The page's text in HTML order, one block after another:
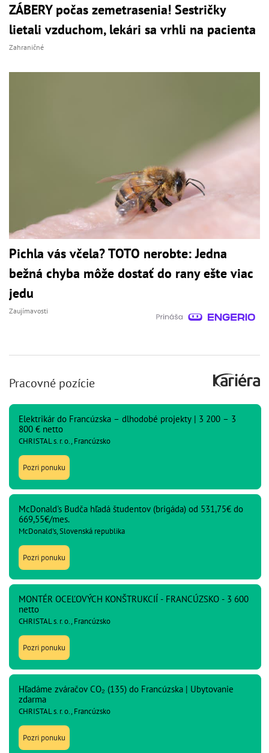
ZÁBERY počas zemetrasenia! Sestričky
lietali vzduchom, lekári sa vrhli na pacienta
Zahraničné
Pichla vás včela? TOTO nerobte: Jedna
bežná chyba môže dostať do rany ešte viac
jedu
Zaujímavosti
Pracovné pozície
Elektrikár do Francúzska – dlhodobé projekty | 3 200 – 3
800 € netto
CHRISTAL s. r. o., Francúzsko
Pozri ponuku
McDonald's Budča hľadá študentov (brigáda) od 531,75€ do
669,55€/mes.
McDonald's, Slovenská republika
Pozri ponuku
MONTÉR OCEĽOVÝCH KONŠTRUKCIÍ - FRANCÚZSKO - 3 600
netto
CHRISTAL s. r. o., Francúzsko
Pozri ponuku
Hľadáme zváračov CO₂ (135) do Francúzska | Ubytovanie
zdarma
CHRISTAL s. r. o., Francúzsko
Pozri ponuku